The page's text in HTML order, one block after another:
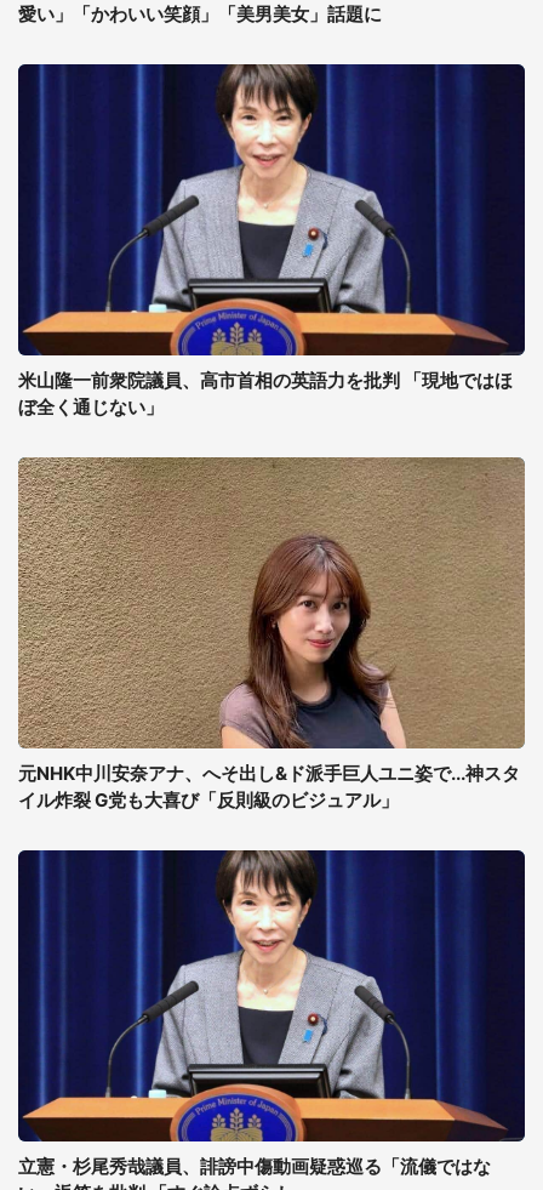
愛い」「かわいい笑顔」「美男美女」話題に
米山隆一前衆院議員、高市首相の英語力を批判 「現地ではほ
ぼ全く通じない」
元NHK中川安奈アナ、へそ出し&ド派手巨人ユニ姿で...神スタ
イル炸裂 G党も大喜び「反則級のビジュアル」
立憲・杉尾秀哉議員、誹謗中傷動画疑惑巡る「流儀ではな